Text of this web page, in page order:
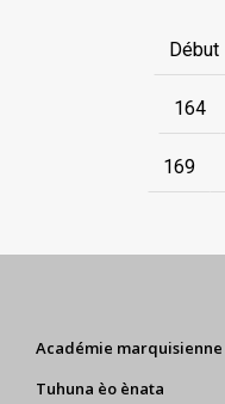
Début
164
169
Académie marquisienne
Tuhuna èo ènata